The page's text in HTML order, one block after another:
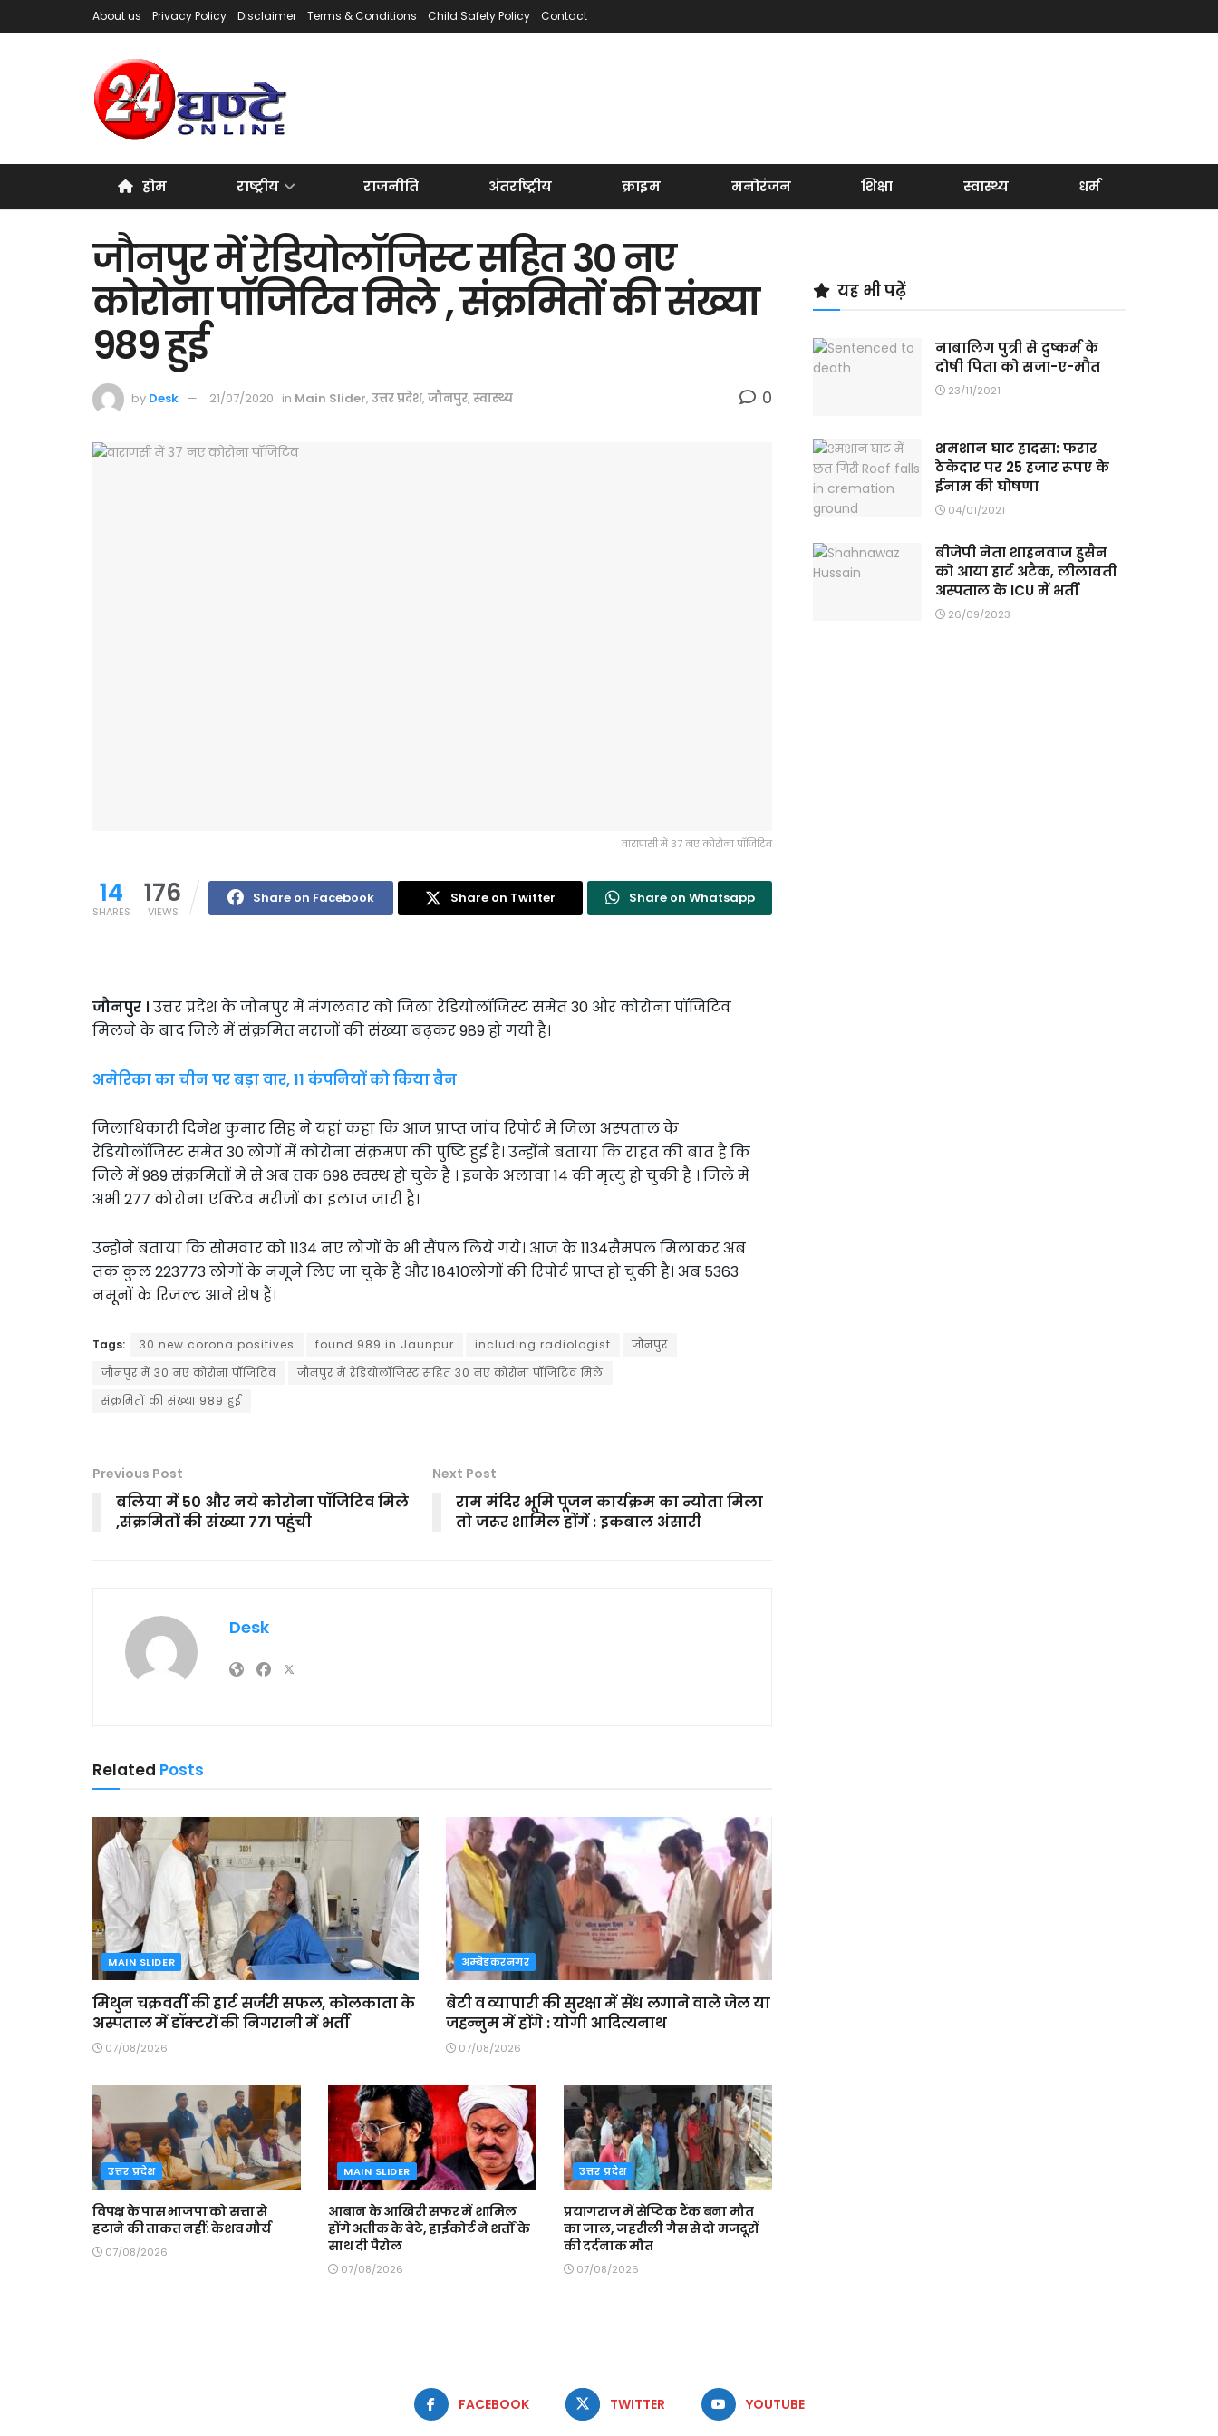
About us Privacy Policy Disclaimer Terms & Conditions Child Safety Policy Contact
होम राष्ट्रीय राजनीति अंतर्राष्ट्रीय क्राइम मनोरंजन शिक्षा स्वास्थ्य धर्म
जौनपुर में रेडियोलॉजिस्ट सहित 30 नए
कोरोना पॉजिटिव मिले , संक्रमितों की संख्या
989 हुई
by Desk 21/07/2020 in Main Slider, उत्तर प्रदेश, जौनपुर, स्वास्थ्य 0
वाराणसी में 37 नए कोरोना पॉजिटिव
14
SHARES
176
VIEWS
Share on Facebook Share on Twitter Share on Whatsapp
जौनपुर । उत्तर प्रदेश के जौनपुर में मंगलवार को जिला रेडियोलॉजिस्ट समेत 30 और कोरोना पॉजिटिव
मिलने के बाद जिले में संक्रमित मराजों की संख्या बढ़कर 989 हो गयी है।
अमेरिका का चीन पर बड़ा वार, 11 कंपनियों को किया बैन
जिलाधिकारी दिनेश कुमार सिंह ने यहां कहा कि आज प्राप्त जांच रिपोर्ट में जिला अस्पताल के
रेडियोलॉजिस्ट समेत 30 लोगों में कोरोना संक्रमण की पुष्टि हुई है। उन्होंने बताया कि राहत की बात है कि
जिले में 989 संक्रमितों में से अब तक 698 स्वस्थ हो चुके हैं । इनके अलावा 14 की मृत्यु हो चुकी है । जिले में
अभी 277 कोरोना एक्टिव मरीजों का इलाज जारी है।
उन्होंने बताया कि सोमवार को 1134 नए लोगों के भी सैंपल लिये गये। आज के 1134सैमपल मिलाकर अब
तक कुल 223773 लोगों के नमूने लिए जा चुके हैं और 18410लोगों की रिपोर्ट प्राप्त हो चुकी है। अब 5363
नमूनों के रिजल्ट आने शेष हैं।
Tags: 30 new corona positives found 989 in Jaunpur including radiologist
जौनपुर
जौनपुर में 30 नए कोरोना पॉजिटिव
जौनपुर में रेडियोलॉजिस्ट सहित 30 नए कोरोना पॉजिटिव मिले
संक्रमितों की संख्या 989 हुई
Previous Post
बलिया में 50 और नये कोरोना पॉजिटिव मिले
,संक्रमितों की संख्या 771 पहुंची
Next Post
राम मंदिर भूमि पूजन कार्यक्रम का न्योता मिला
तो जरूर शामिल होंगें : इकबाल अंसारी
Desk
Related Posts
MAIN SLIDER
मिथुन चक्रवर्ती की हार्ट सर्जरी सफल, कोलकाता के
अस्पताल में डॉक्टरों की निगरानी में भर्ती
07/08/2026
अम्बेडकरनगर
बेटी व व्यापारी की सुरक्षा में सेंध लगाने वाले जेल या
जहन्नुम में होंगे : योगी आदित्यनाथ
07/08/2026
उत्तर प्रदेश
विपक्ष के पास भाजपा को सत्ता से
हटाने की ताकत नहीं: केशव मौर्य
07/08/2026
MAIN SLIDER
आबान के आखिरी सफर में शामिल
होंगे अतीक के बेटे, हाईकोर्ट ने शर्तों के
साथ दी पैरोल
07/08/2026
उत्तर प्रदेश
प्रयागराज में सेप्टिक टैंक बना मौत
का जाल, जहरीली गैस से दो मजदूरों
की दर्दनाक मौत
07/08/2026
यह भी पढ़ें
नाबालिग पुत्री से दुष्कर्म के
दोषी पिता को सजा-ए-मौत
23/11/2021
शमशान घाट हादसा: फरार
ठेकेदार पर 25 हजार रूपए के
ईनाम की घोषणा
04/01/2021
बीजेपी नेता शाहनवाज हुसैन
को आया हार्ट अटैक, लीलावती
अस्पताल के ICU में भर्ती
26/09/2023
FACEBOOK TWITTER YOUTUBE